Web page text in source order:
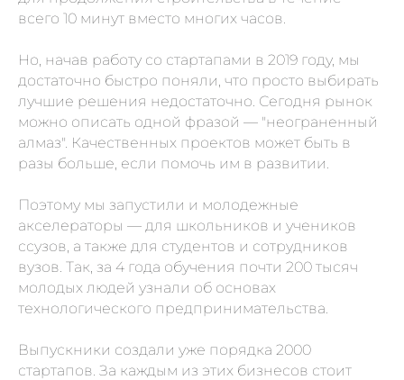
всего 10 минут вместо многих часов.
Но, начав работу со стартапами в 2019 году, мы
достаточно быстро поняли, что просто выбирать
лучшие решения недостаточно. Сегодня рынок
можно описать одной фразой — "неограненный
алмаз". Качественных проектов может быть в
разы больше, если помочь им в развитии.
Поэтому мы запустили и молодежные
акселераторы — для школьников и учеников
ссузов, а также для студентов и сотрудников
вузов. Так, за 4 года обучения почти 200 тысяч
молодых людей узнали об основах
технологического предпринимательства.
Выпускники создали уже порядка 2000
стартапов. За каждым из этих бизнесов стоит